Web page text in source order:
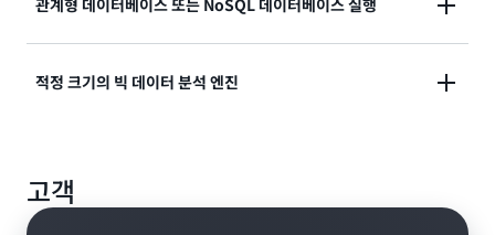
클라우드로 중간 범위의 온프레미스 Storage Area
의 블록 스토리지를 연결합니다.
관계형 데이터베이스 또는 NoSQL 데이터베이스 실행
SAP HANA, Oracle, Microsoft SQL Server,
적정 크기의 빅 데이터 분석 엔진
클러스터 크기를 손쉽게 변경하고 볼륨을 자유롭게 분리
한 후 다시 연결할 수 있습니다.
고객